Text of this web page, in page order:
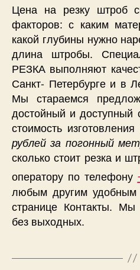
Цена на резку штроб
факторов: с каким
какой глубины нужно
длина штробы.
РЕЗКА выполняют
Санкт- Петербурге и в
Мы стараемся
достойный и доступный
стоимость
рублей за погонный
сколько стоит резка и
оператору по телефону
любым другим
странице Контакты.
без выходных.